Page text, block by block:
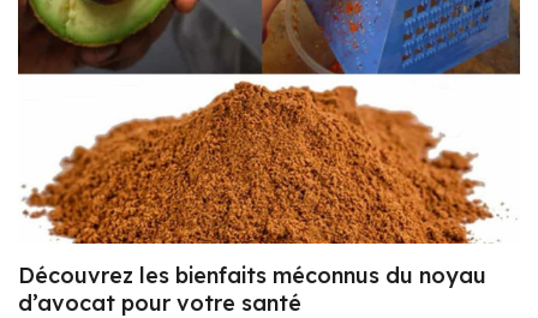
Découvrez les bienfaits méconnus du noyau
d’avocat pour votre santé